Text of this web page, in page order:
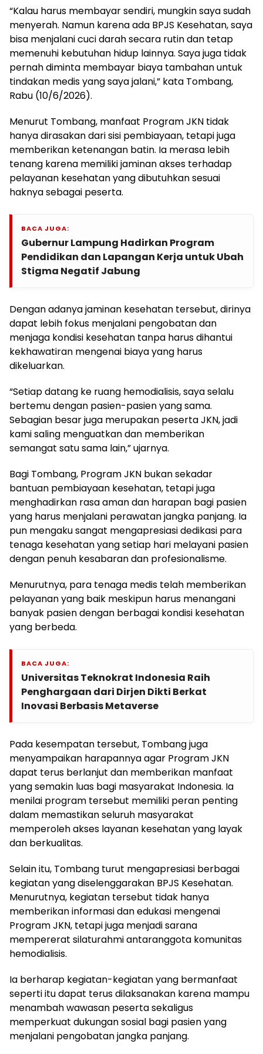
“Kalau harus membayar sendiri, mungkin saya sudah
menyerah. Namun karena ada BPJS Kesehatan, saya
bisa menjalani cuci darah secara rutin dan tetap
memenuhi kebutuhan hidup lainnya. Saya juga tidak
pernah diminta membayar biaya tambahan untuk
tindakan medis yang saya jalani,” kata Tombang,
Rabu (10/6/2026).
Menurut Tombang, manfaat Program JKN tidak
hanya dirasakan dari sisi pembiayaan, tetapi juga
memberikan ketenangan batin. Ia merasa lebih
tenang karena memiliki jaminan akses terhadap
pelayanan kesehatan yang dibutuhkan sesuai
haknya sebagai peserta.
BACA JUGA:
Gubernur Lampung Hadirkan Program
Pendidikan dan Lapangan Kerja untuk Ubah
Stigma Negatif Jabung
Dengan adanya jaminan kesehatan tersebut, dirinya
dapat lebih fokus menjalani pengobatan dan
menjaga kondisi kesehatan tanpa harus dihantui
kekhawatiran mengenai biaya yang harus
dikeluarkan.
“Setiap datang ke ruang hemodialisis, saya selalu
bertemu dengan pasien-pasien yang sama.
Sebagian besar juga merupakan peserta JKN, jadi
kami saling menguatkan dan memberikan
semangat satu sama lain,” ujarnya.
Bagi Tombang, Program JKN bukan sekadar
bantuan pembiayaan kesehatan, tetapi juga
menghadirkan rasa aman dan harapan bagi pasien
yang harus menjalani perawatan jangka panjang. Ia
pun mengaku sangat mengapresiasi dedikasi para
tenaga kesehatan yang setiap hari melayani pasien
dengan penuh kesabaran dan profesionalisme.
Menurutnya, para tenaga medis telah memberikan
pelayanan yang baik meskipun harus menangani
banyak pasien dengan berbagai kondisi kesehatan
yang berbeda.
BACA JUGA:
Universitas Teknokrat Indonesia Raih
Penghargaan dari Dirjen Dikti Berkat
Inovasi Berbasis Metaverse
Pada kesempatan tersebut, Tombang juga
menyampaikan harapannya agar Program JKN
dapat terus berlanjut dan memberikan manfaat
yang semakin luas bagi masyarakat Indonesia. Ia
menilai program tersebut memiliki peran penting
dalam memastikan seluruh masyarakat
memperoleh akses layanan kesehatan yang layak
dan berkualitas.
Selain itu, Tombang turut mengapresiasi berbagai
kegiatan yang diselenggarakan BPJS Kesehatan.
Menurutnya, kegiatan tersebut tidak hanya
memberikan informasi dan edukasi mengenai
Program JKN, tetapi juga menjadi sarana
mempererat silaturahmi antaranggota komunitas
hemodialisis.
Ia berharap kegiatan-kegiatan yang bermanfaat
seperti itu dapat terus dilaksanakan karena mampu
menambah wawasan peserta sekaligus
memperkuat dukungan sosial bagi pasien yang
menjalani pengobatan jangka panjang.